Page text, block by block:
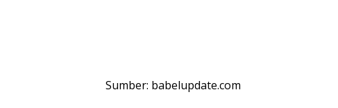
Sumber: babelupdate.com